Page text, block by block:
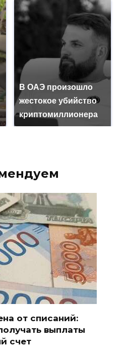
В ОАЭ произошло
жестокое убийство
криптомиллионера
от списаний:
выплаты
счет